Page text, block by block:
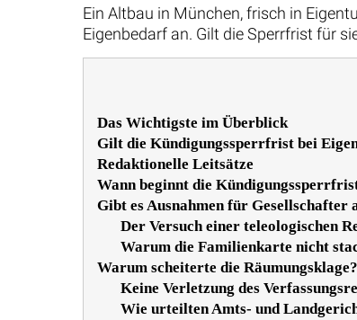
Ein Altbau in München, frisch in
Eigenbedarf an. Gilt die Sperrfrist für
Das Wichtigste im Überblick
Gilt die Kündigungssperrfrist bei
Redaktionelle Leitsätze
Wann beginnt die
Gibt es Ausnahmen für Gesellschafter
Der Versuch einer teleologischen
Warum die Familienkarte nicht
Warum scheiterte die Räumungsklage?
Keine Verletzung des
Wie urteilten Amts- und